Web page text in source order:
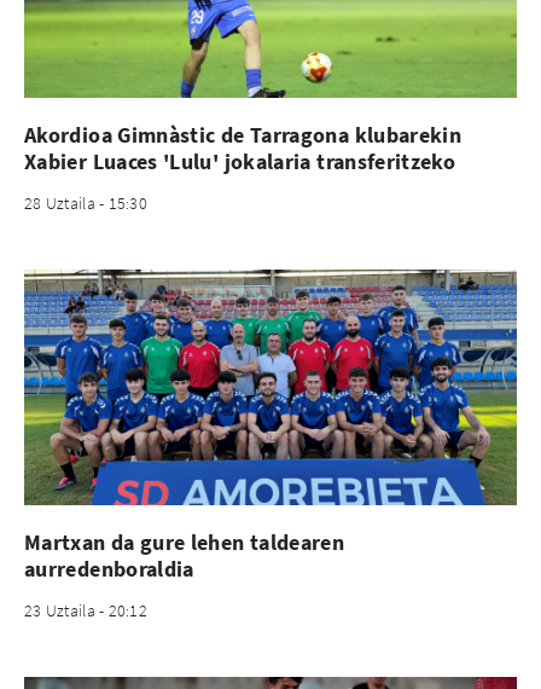
Akordioa Gimnàstic de Tarragona klubarekin
Xabier Luaces 'Lulu' jokalaria transferitzeko
28 Uztaila - 15:30
Martxan da gure lehen taldearen
aurredenboraldia
23 Uztaila - 20:12